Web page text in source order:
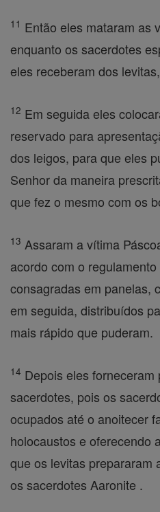
11 Então eles mataram as
enquanto os sacerdotes
eles receberam dos
12 Em seguida eles
reservado para
dos leigos, para que eles
Senhor da maneira
que fez o mesmo com os
13 Assaram a vítima
acordo com o
consagradas em panelas,
em seguida, distribuídos
mais rápido que puderam.
14 Depois eles forneceram
sacerdotes, pois os
ocupados até o anoitecer
holocaustos e oferecendo
que os levitas prepararam
os sacerdotes Aaronite .